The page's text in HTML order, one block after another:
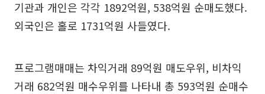
기관과 개인은 각각 1892억원, 538억원 순매도했다.
외국인은 홀로 1731억원 사들였다.
프로그램매매는 차익거래 89억원 매도우위, 비차익
거래 682억원 매수우위를 나타내 총 593억원 순매수